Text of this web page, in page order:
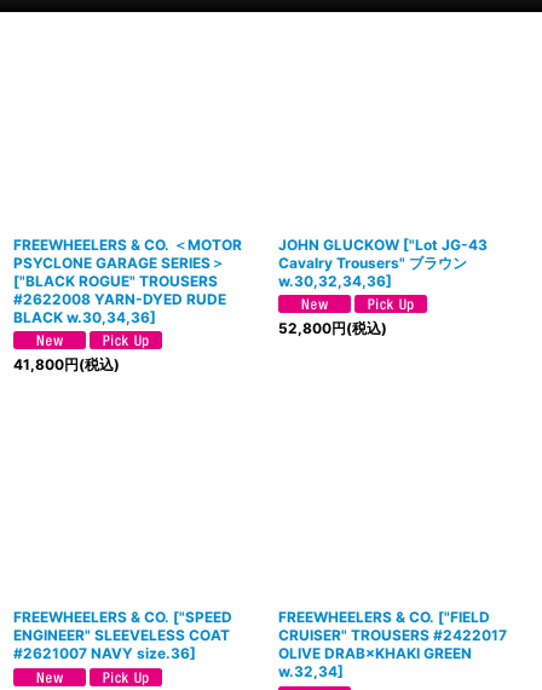
FREEWHEELERS & CO. ＜MOTOR
PSYCLONE GARAGE SERIES＞
["BLACK ROGUE" TROUSERS
#2622008 YARN-DYED RUDE
BLACK w.30,34,36]
41,800円(税込)
JOHN GLUCKOW ["Lot JG-43
Cavalry Trousers" ブラウン
w.30,32,34,36]
52,800円(税込)
FREEWHEELERS & CO. ["SPEED
ENGINEER" SLEEVELESS COAT
#2621007 NAVY size.36]
FREEWHEELERS & CO. ["FIELD
CRUISER" TROUSERS #2422017
OLIVE DRAB×KHAKI GREEN
w.32,34]